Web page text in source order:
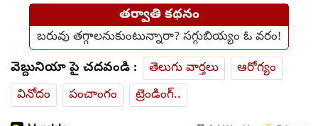
తర్వాతి కథనం
బరువు తగ్గాలనుకుంటున్నారా? సగ్గుబియ్యం ఓ వరం!
వెబ్దునియా పై చదవండి : తెలుగు వార్తలు
ఆరోగ్యం
వినోదం
పంచాంగం ట్రెండింగ్..